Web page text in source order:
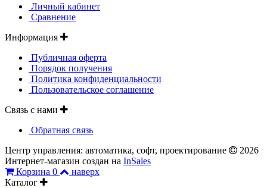
Личный кабинет
Сравнение
Информация
Публичная оферта
Порядок получения
Политика конфиденциальности
Пользовательское соглашение
Связь с нами
Обратная связь
Центр управления: автоматика, софт, проектирование
2026
Интернет-магазин создан на InSales
Корзина 0
наверх
Каталог